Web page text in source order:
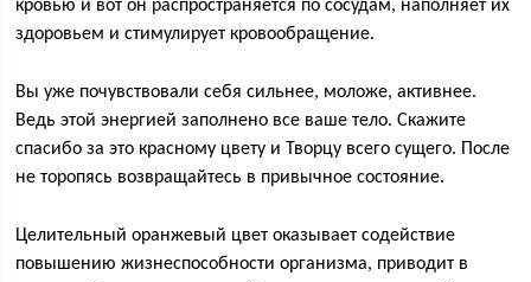
кровью и вот он распространяется по сосудам, наполняет их
здоровьем и стимулирует кровообращение.
Вы уже почувствовали себя сильнее, моложе, активнее.
Ведь этой энергией заполнено все ваше тело. Скажите
спасибо за это красному цвету и Творцу всего сущего. После
не торопясь возвращайтесь в привычное состояние.
Целительный оранжевый цвет оказывает содействие
повышению жизнеспособности организма, приводит в